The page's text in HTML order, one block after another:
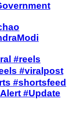
#reels
#viralpost
#shortsfeed
#Update